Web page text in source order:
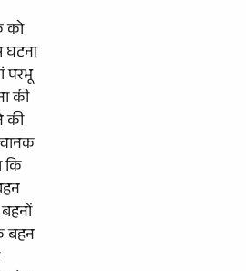
को
घटना
परभू
की
की
कि
बहन